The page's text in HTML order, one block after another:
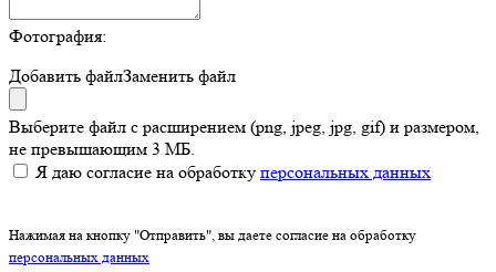
Фотография:
Добавить файлЗаменить файл
Выберите файл с расширением (png, jpeg, jpg, gif) и размером,
не превышающим 3 МБ.
Я даю согласие на обработку персональных данных
Нажимая на кнопку "Отправить", вы даете согласие на обработку
персональных данных